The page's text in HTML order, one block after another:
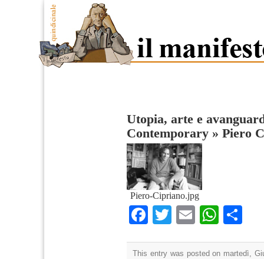
Utopia, arte e
Contemporary » Piero
Piero-Cipriano.jpg
Facebook
TwitterEmail
This entry was posted on martedì,